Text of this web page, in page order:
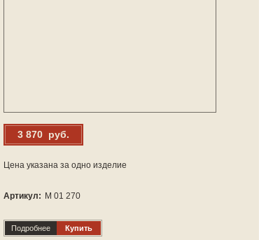
3 870 руб.
Цена указана за одно изделие
Артикул: М 01 270
Подробнее Купить